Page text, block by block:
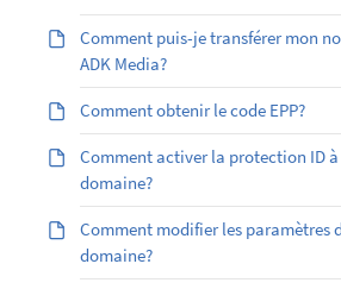
Comment puis-je transférer mon
ADK Media?
Comment obtenir le code EPP?
Comment activer la protection ID
domaine?
Comment modifier les paramètres
domaine?